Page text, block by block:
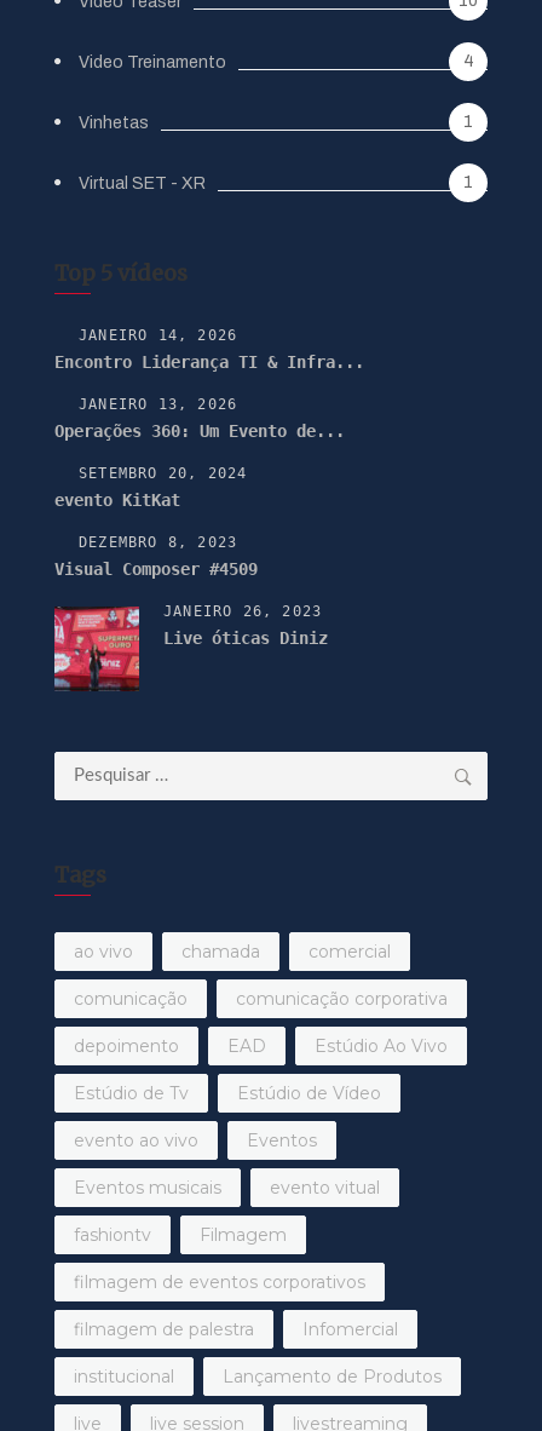
Video Treinamento 4
Vinhetas 1
Virtual SET - XR 1
Top 5 vídeos
JANEIRO 14, 2026
Encontro Liderança TI & Infra...
JANEIRO 13, 2026
Operações 360: Um Evento de...
SETEMBRO 20, 2024
evento KitKat
DEZEMBRO 8, 2023
Visual Composer #4509
JANEIRO 26, 2023
Live óticas Diniz
Pesquisar
por:
Tags
ao vivo chamada comercial
comunicação comunicação corporativa
depoimento EAD Estúdio Ao Vivo
Estúdio de Tv Estúdio de Vídeo
evento ao vivo Eventos
Eventos musicais evento vitual
fashiontv Filmagem
filmagem de eventos corporativos
filmagem de palestra Infomercial
institucional Lançamento de Produtos
live live session livestreaming